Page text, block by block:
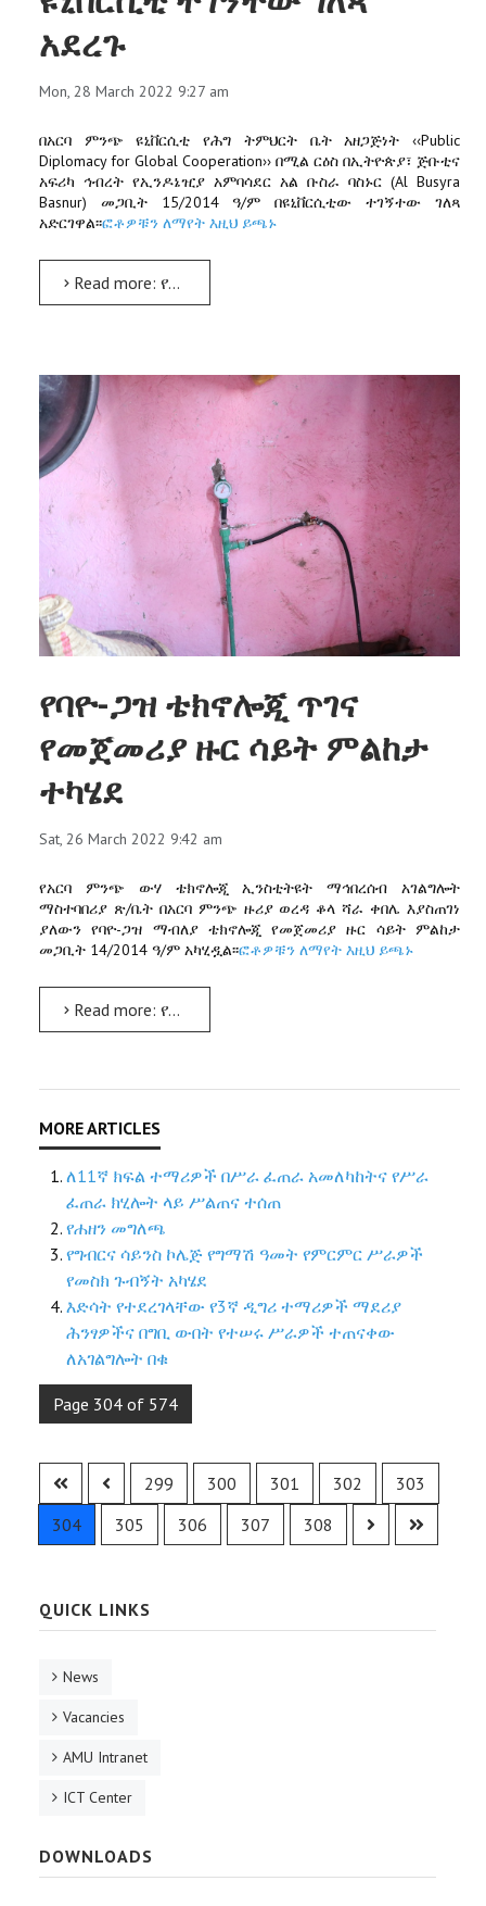
አደረጉ
Mon, 28 March 2022 9:27 am
በአርባ ምንጭ ዩኒቨርሲቲ የሕግ ትምህርት ቤት አዘጋጅነት ‹‹Public
Diplomacy for Global Cooperation›› በሚል ርዕስ በኢትዮጵያ፣ ጅቡቲና
አፍሪካ ኅብረት የኢንዶኔዢያ አምባሳደር አል ቡስራ ባስኑር (Al Busyra
Basnur) መጋቢት 15/2014 ዓ/ም በዩኒቨርሲቲው ተገኝተው ገለጻ
አድርገዋል፡፡ፎቶዎቹን ለማየት እዚህ ይጫኑ
Read more: የኢንዶኔዥያ አምባሳደር አል ቡስራ ባስኑር (Al Busyra Basnur) በአርባ ምንጭ ዩኒቨርሲቲ ተገኝተው ገለጻ አደረጉ
የባዮ-ጋዝ ቴክኖሎጂ ጥገና
የመጀመሪያ ዙር ሳይት ምልከታ
ተካሄደ
Sat, 26 March 2022 9:42 am
የአርባ ምንጭ ውሃ ቴክኖሎጂ ኢንስቲትዩት ማኅበረሰብ አገልግሎት
ማስተባበሪያ ጽ/ቤት በአርባ ምንጭ ዙሪያ ወረዳ ቆላ ሻራ ቀበሌ እያስጠገነ
ያለውን የባዮ-ጋዝ ማብለያ ቴክኖሎጂ የመጀመሪያ ዙር ሳይት ምልከታ
መጋቢት 14/2014 ዓ/ም አካሂዷል፡፡ፎቶዎቹን ለማየት እዚህ ይጫኑ
Read more: የባዮ-ጋዝ ቴክኖሎጂ ጥገና የመጀመሪያ ዙር ሳይት ምልከታ ተካሄደ
ለ11ኛ ክፍል ተማሪዎች በሥራ ፈጠራ አመለካከትና የሥራ
ፈጠራ ክሂሎት ላይ ሥልጠና ተሰጠ
የሐዘን መግለጫ
የግብርና ሳይንስ ኮሌጅ የግማሽ ዓመት የምርምር ሥራዎች
የመስክ ጉብኝት አካሄደ
እድሳት የተደረገላቸው የ3ኛ ዲግሪ ተማሪዎች ማደሪያ
ሕንፃዎችና በግቢ ውበት የተሠሩ ሥራዎች ተጠናቀው
ለአገልግሎት በቁ
Page 304 of 574
299 300 301 302
303
304
305 306 307 308
QUICK LINKS
News
Vacancies
AMU Intranet
ICT Center
DOWNLOADS